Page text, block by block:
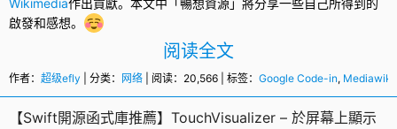
Wikimedia作出貢獻。本文中「暢想資源」將分享一些自己所得到的
啟發和感想。
阅读全文
作者： 超级efly | 分类： 网络 | 阅读：20,566 | 标签： Google Code-in, Mediawiki
【Swift開源函式庫推薦】TouchVisualizer – 於屏幕上顯示